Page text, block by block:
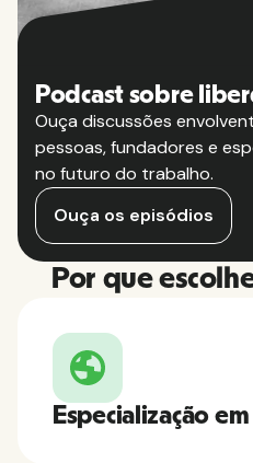
Podcast sobre
Ouça discussões
pessoas, fundadores e
no futuro do trabalho.
Ouça os episódios
Por que
Especialização